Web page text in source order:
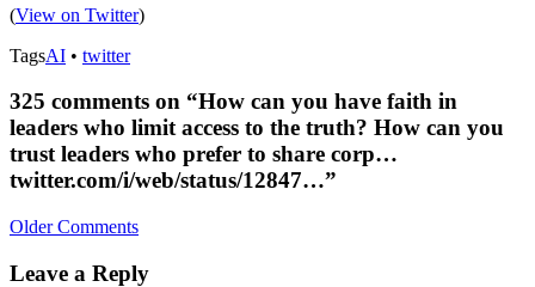
(View on Twitter)
TagsAI • twitter
325 comments on “How can you have faith in
leaders who limit access to the truth? How can you
trust leaders who prefer to share corp…
twitter.com/i/web/status/12847…”
Older Comments
Leave a Reply